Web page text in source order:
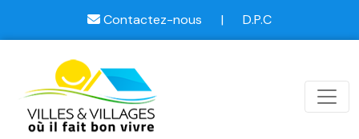
Contactez-nous | D.P.C